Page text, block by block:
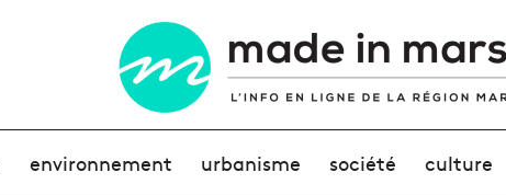
environnement urbanisme société culture